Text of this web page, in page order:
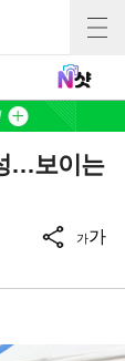
…보이는
가가